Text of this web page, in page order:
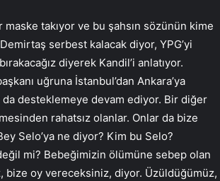
takıyor ve bu şahsın sözünün kime
serbest kalacak diyor, YPG’yi
diyerek Kandil’i anlatıyor.
uğruna İstanbul’dan Ankara’ya
da desteklemeye devam ediyor. Bir diğer
rahatsız olanlar. Onlar da bize
Selo’ya ne diyor? Kim bu Selo?
mi? Bebeğimizin ölümüne sebep olan
bize oy vereceksiniz, diyor. Üzüldüğümüz,